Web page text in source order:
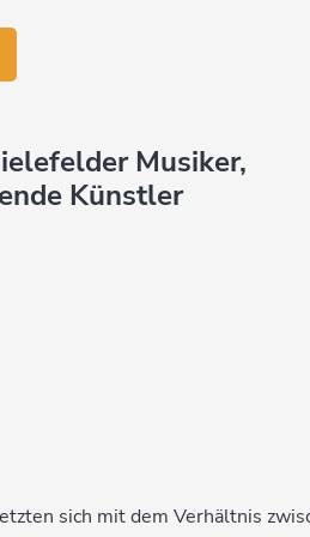
Musiker,
Künstler
sich mit dem Verhältnis